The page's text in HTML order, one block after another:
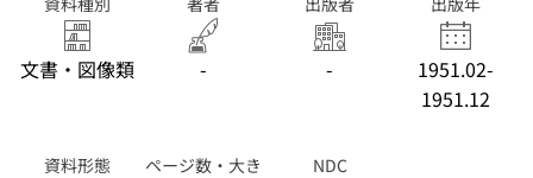
文書・図像類 - -
1951.02-
1951.12
資料形態
ページ数・大き
NDC